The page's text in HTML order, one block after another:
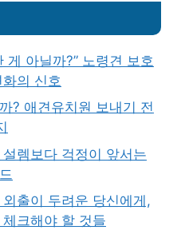
게 아닐까?” 노령견 보호
의 신호
? 애견유치원 보내기 전
렘보다 걱정이 앞서는
출이 두려운 당신에게,
크해야 할 것들